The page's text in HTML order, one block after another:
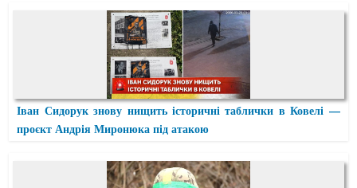
Іван Сидорук знову нищить історичні таблички в Ковелі —
проєкт Андрія Миронюка під атакою